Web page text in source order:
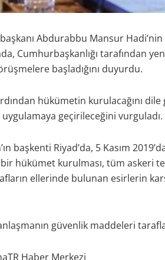
Abdurabbu Mansur
Cumhurbaşkanlığı tarafından
başladığını duyurdu.
hükümetin kurulacağını
geçirileceğini vurguladı.
başkenti Riyad’da, 5 Kasım
hükümet kurulması, tüm askeri
ellerinde bulunan esirlerin
güvenlik maddeleri
Haber Merkezi